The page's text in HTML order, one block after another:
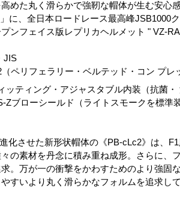
高めた丸く滑らかで強靭な帽体が生む安
に、全日本ロードレース最高峰JSB1000
ンフェイス版レプリカヘルメット " VZ-
JIS
ペリフェラリー・ベルテッド・コン プレ
ティング・アジャスタブル内装（抗菌・
ブローシールド（ライトスモークを標準装
化させた新形状帽体の《PB-cLc2》は、
の素材を丹念に積み重ね成形。さらに、
。万が一の衝撃をかわすためのより強固
すいより丸く滑らかなフォルムを追求して